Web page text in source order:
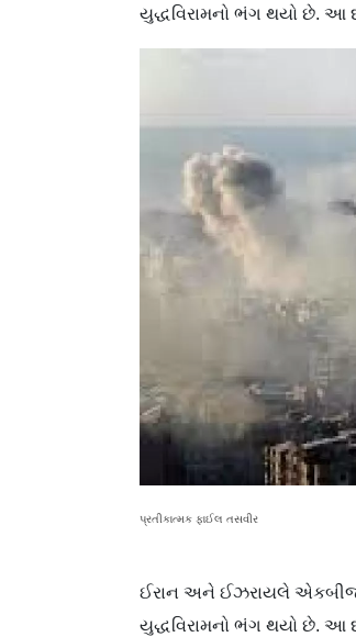
યુદ્ધવિરામનો ભંગ થયો છે. આ
પ્રતીકાત્મક ફાઈલ તસવીર
ઈરાન અને ઈઝરાયલે એકબીજા
યુદ્ધવિરામનો ભંગ થયો છે. આ